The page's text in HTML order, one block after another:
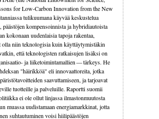
for Low-Carbon Innovation from the New
tulikuumana käyvää keskustelua
kompensoinnista ja hybridiautoista
kokonaan uudenlaisia tapoja rakentaa,
olla niin teknologisia kuin käyttäytymistäkin
että teknologisten ratkaisujen lisäksi on
ja liiketoimintamallien — tärkeys. He
"häirikköä" eli innovaattoreita, jotka
saavuttamiseen, ja tarjoavat
tuotteille ja palveluille. Raportti suomii
ei ole ollut linjassa ilmastonmuutosta
muassa uudistamaan energiamarkkinat, jotta
suhtautuminen voisi hiilipäästöjen